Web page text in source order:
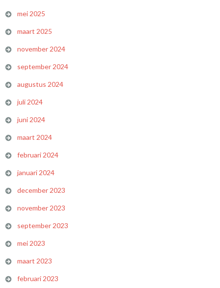
mei 2025
maart 2025
november 2024
september 2024
augustus 2024
juli 2024
juni 2024
maart 2024
februari 2024
januari 2024
december 2023
november 2023
september 2023
mei 2023
maart 2023
februari 2023